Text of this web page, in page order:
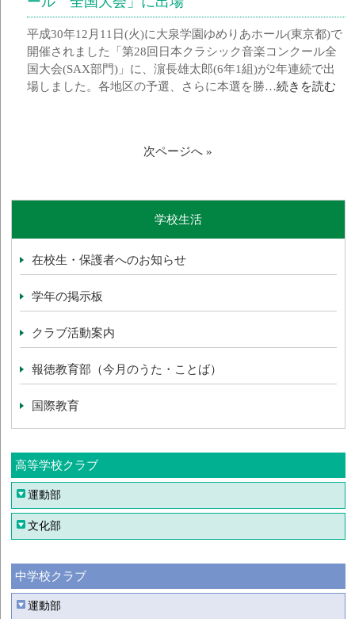
平成30年12月11日(火)に大泉学園ゆめりあホール(東京都)で
開催されました「第28回日本クラシック音楽コンクール全
国大会(SAX部門)」に、濵長雄太郎(6年1組)が2年連続で出
場しました。各地区の予選、さらに本選を勝…続きを読む
次ページへ »
学校生活
在校生・保護者へのお知らせ
学年の掲示板
クラブ活動案内
報徳教育部（今月のうた・ことば）
国際教育
高等学校クラブ
運動部
文化部
中学校クラブ
運動部